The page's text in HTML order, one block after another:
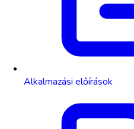
Alkalmazási előírások